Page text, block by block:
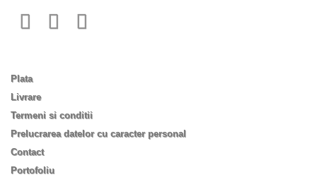
Plata
Livrare
Termeni si conditii
Prelucrarea datelor cu caracter personal
Contact
Portofoliu